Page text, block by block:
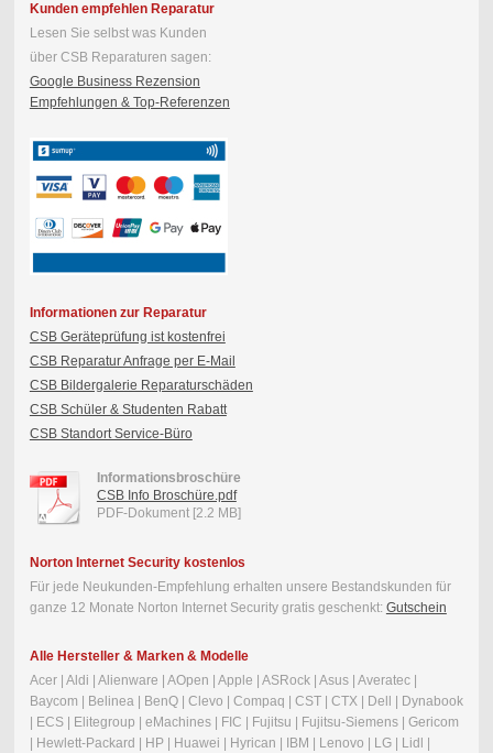
Kunden empfehlen Reparatur
Lesen Sie selbst was Kunden
über CSB Reparaturen sagen:
Google Business Rezension
Empfehlungen & Top-Referenzen
Informationen zur Reparatur
CSB Geräteprüfung ist kostenfrei
CSB Reparatur Anfrage per E-Mail
CSB Bildergalerie Reparaturschäden
CSB Schüler & Studenten Rabatt
CSB Standort Service-Büro
Informationsbroschüre
CSB Info Broschüre.pdf
PDF-Dokument [2.2 MB]
Norton Internet Security kostenlos
Für jede Neukunden-Empfehlung erhalten unsere Bestandskunden für
ganze 12 Monate Norton Internet Security gratis geschenkt: Gutschein
Alle Hersteller & Marken & Modelle
Acer | Aldi | Alienware | AOpen | Apple | ASRock | Asus | Averatec |
Baycom | Belinea | BenQ | Clevo | Compaq | CST | CTX | Dell | Dynabook
| ECS | Elitegroup | eMachines | FIC | Fujitsu | Fujitsu-Siemens | Gericom
| Hewlett-Packard | HP | Huawei | Hyrican | IBM | Lenovo | LG | Lidl |